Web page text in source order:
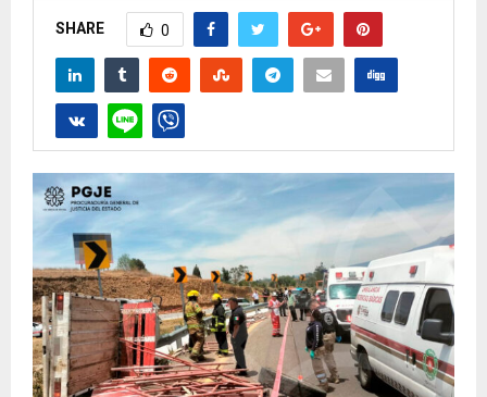
SHARE 0